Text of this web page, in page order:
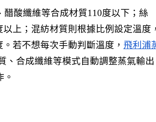
酸纖維等合成材質110度以下；絲
上；混紡材質則根據比例設定溫度，
若不想每次手動判斷溫度， 飛利浦
、合成纖維等模式自動調整蒸氣輸出